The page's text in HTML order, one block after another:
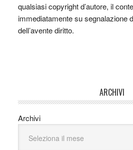
qualsiasi copyright d’autore, il
immediatamente su segnalazione
dell’avente diritto.
ARCHIVI
Archivi